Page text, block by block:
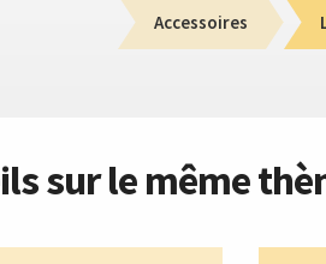
Accessoires
sur le même